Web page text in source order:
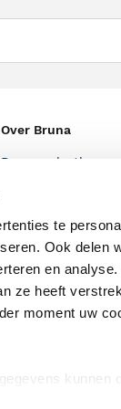
te
Ook delen
en
ze heeft
moment uw
kunnen
Over Bruna
De organisatie
Ondernemer
Responsible
Statement
Discriminerende